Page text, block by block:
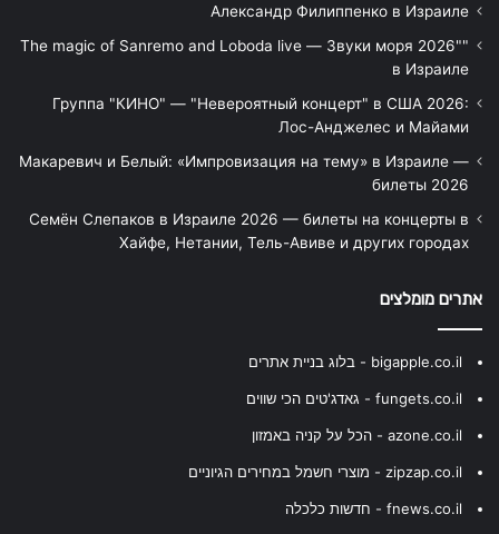
Александр Филиппенко в Израиле
"The magic of Sanremo and Loboda live — Звуки моря 2026"
в Израиле
Группа "КИНО" — "Невероятный концерт" в США 2026:
Лос-Анджелес и Майами
Макаревич и Белый: «Импровизация на тему» в Израиле —
билеты 2026
Семён Слепаков в Израиле 2026 — билеты на концерты в
Хайфе, Нетании, Тель-Авиве и других городах
אתרים מומלצים
bigapple.co.il - בלוג בניית אתרים
fungets.co.il - גאדג'טים הכי שווים
azone.co.il - הכל על קניה באמזון
zipzap.co.il - מוצרי חשמל במחירים הגיוניים
fnews.co.il - חדשות כלכלה